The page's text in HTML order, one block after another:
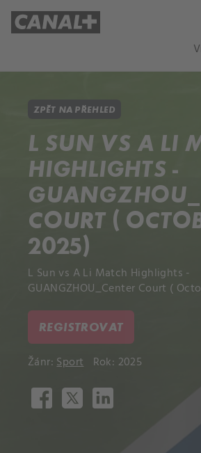
ZPĚT NA PŘEHLED
L SUN VS A LI
HIGHLIGHTS -
COURT (
2025)
L Sun vs A Li Match Highlights -
GUANGZHOU_Center Court (
REGISTROVAT
Žánr:Sport Rok: 2025